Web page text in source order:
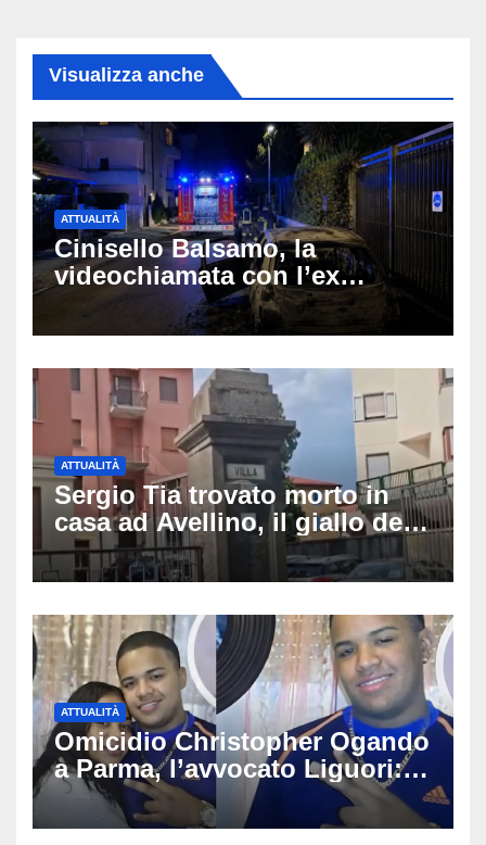
Visualizza anche
ATTUALITÀ
Cinisello Balsamo, la
videochiamata con l’ex
fidanzata e il dramma: 35enne
lotta tra la vita e la morte
ATTUALITÀ
Sergio Tia trovato morto in
casa ad Avellino, il giallo della
porta socchiusa: disposta
l’autopsia
ATTUALITÀ
Omicidio Christopher Ogando
a Parma, l’avvocato Liguori:
«Ogni elemento va
approfondito fino in fondo»,